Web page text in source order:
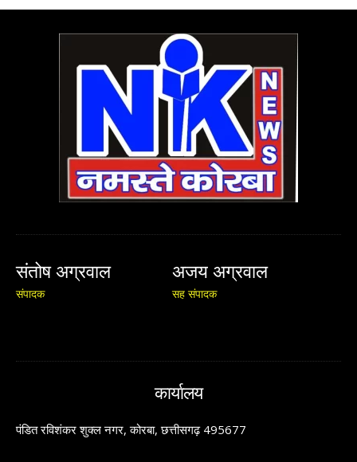
संतोष अग्रवाल
संपादक
अजय अग्रवाल
सह संपादक
कार्यालय
पंडित रविशंकर शुक्ल नगर, कोरबा, छत्तीसगढ़ 495677